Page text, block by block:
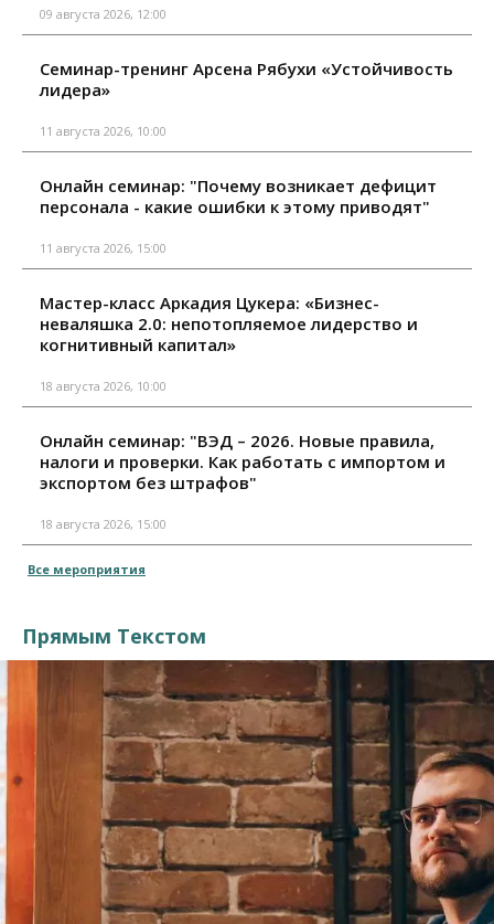
09 августа 2026, 12:00
Семинар-тренинг Арсена Рябухи «Устойчивость
лидера»
11 августа 2026, 10:00
Онлайн семинар: "Почему возникает дефицит
персонала - какие ошибки к этому приводят"
11 августа 2026, 15:00
Мастер-класс Аркадия Цукера: «Бизнес-
неваляшка 2.0: непотопляемое лидерство и
когнитивный капитал»
18 августа 2026, 10:00
Онлайн семинар: "ВЭД – 2026. Новые правила,
налоги и проверки. Как работать с импортом и
экспортом без штрафов"
18 августа 2026, 15:00
Все мероприятия
Прямым Текстом